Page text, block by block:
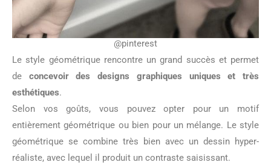
@pinterest
Le style géométrique rencontre un grand succès et permet
de concevoir des designs graphiques uniques et très
esthétiques.
Selon vos goûts, vous pouvez opter pour un motif
entièrement géométrique ou bien pour un mélange. Le style
géométrique se combine très bien avec un dessin hyper-
réaliste, avec lequel il produit un contraste saisissant.